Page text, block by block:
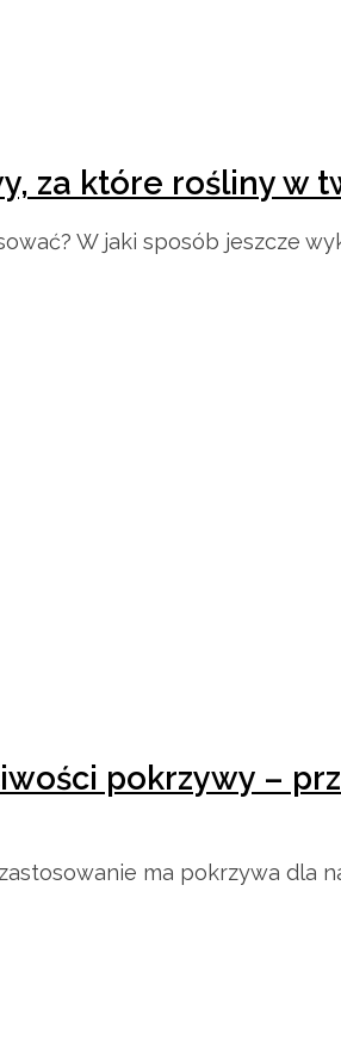
za które rośliny w
W jaki sposób jeszcze
pokrzywy –
ma pokrzywa dla